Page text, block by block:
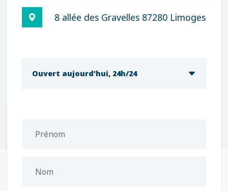
8 allée des Gravelles 87280 Limoges
Ouvert aujourd'hui, 24h/24
Prénom
Nom